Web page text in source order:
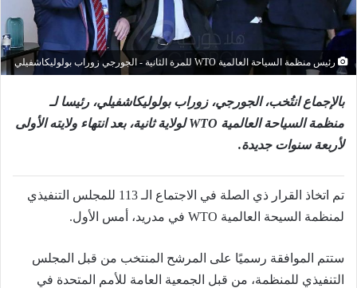
رئيس منظمة السياحة العالمية WTO للمرة الثانية - الجورجي زوراب بولوليكاشفيلي
بالإجماع انتُخب، الجورجي، زوراب بولوليكاشفيلي، رئيسا لـ
منظمة السياحة العالمية WTO لولاية ثانية، بعد انتهاء ولايته الأولى
لأربعة سنوات جديدة.
تم اتخاذ القرار ذي الصلة في الاجتماع الـ 113 للمجلس التنفيذي
لمنظمة السيحة العالمية WTO في مدريد، أمس الأول.
ستتم الموافقة رسميًا على المرشح المنتخب من قبل المجلس
التنفيذي للمنظمة، من قبل الجمعية العامة للأمم المتحدة في